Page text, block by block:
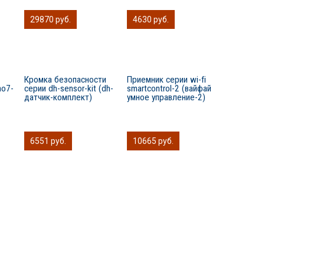
29870 руб. 4630 руб.
Кромка безопасности
серии dh-sensor-kit (dh-
датчик-комплект)
6551 руб.
Приемник серии wi-fi
smartcontrol-2 (вайфай
умное управление-2)
10665 руб.